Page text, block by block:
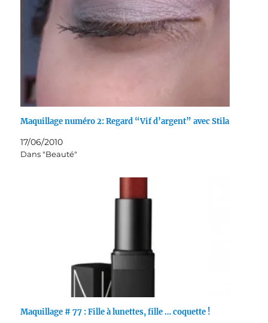
Maquillage numéro 2: Regard “Vif d’argent” avec Stila
17/06/2010
Dans "Beauté"
Maquillage # 77 : Fille à lunettes, fille … coquette !